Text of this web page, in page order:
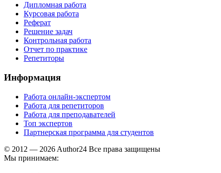
Дипломная работа
Курсовая работа
Реферат
Решение задач
Контрольная работа
Отчет по практике
Репетиторы
Информация
Работа онлайн-экспертом
Работа для репетиторов
Работа для преподавателей
Топ экспертов
Партнерская программа для студентов
© 2012 — 2026 Author24 Все права защищены
Мы принимаем: